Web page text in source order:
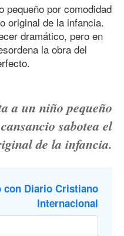
pequeño por comodidad
original de la infancia.
dramático, pero en
la obra del
a un niño pequeño
sabotea el
de la infancia.
con Diario Cristiano
Internacional